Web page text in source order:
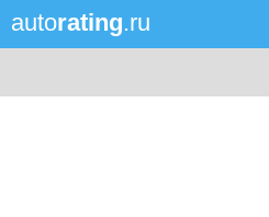
autorating.ru